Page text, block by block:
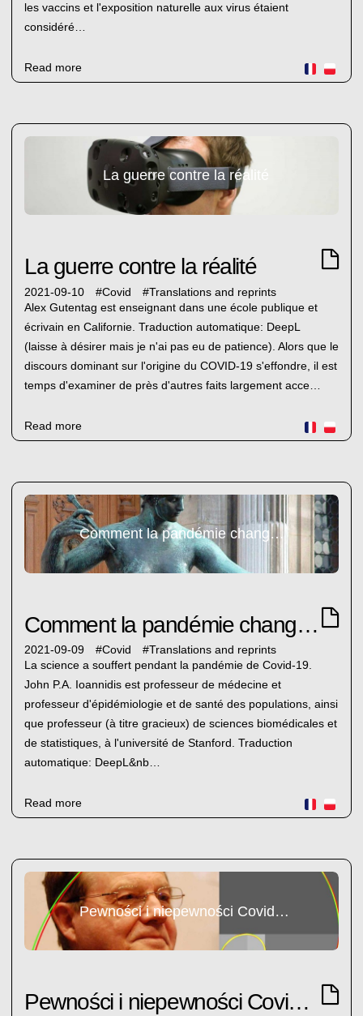
les vaccins et l'exposition naturelle aux virus étaient
considéré…
Read more
La guerre contre la réalité
La guerre contre la réalité
2021-09-10 #Covid #Translations and reprints
Alex Gutentag est enseignant dans une école publique et
écrivain en Californie. Traduction automatique: DeepL
(laisse à désirer mais je n'ai pas eu de patience). Alors que le
discours dominant sur l'origine du COVID-19 s'effondre, il est
temps d'examiner de près d'autres faits largement acce…
Read more
Comment la pandémie change les normes de la science
Comment la pandémie change les normes de la science
2021-09-09 #Covid #Translations and reprints
La science a souffert pendant la pandémie de Covid-19.
John P.A. Ioannidis est professeur de médecine et
professeur d'épidémiologie et de santé des populations, ainsi
que professeur (à titre gracieux) de sciences biomédicales et
de statistiques, à l'université de Stanford. Traduction
automatique: DeepL&nb…
Read more
Pewności i niepewności Covidowe
Pewności i niepewności Covidowe